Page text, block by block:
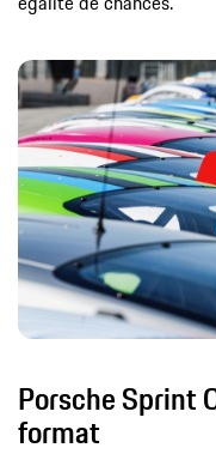
Porsche Sprint
format